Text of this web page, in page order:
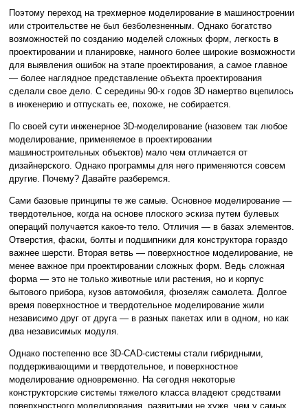
Поэтому переход на трехмерное моделирование в машиностроении
или строительстве не был безболезненным. Однако богатство
возможностей по созданию моделей сложных форм, легкость в
проектировании и планировке, намного более широкие возможности
для выявления ошибок на этапе проектирования, а самое главное
— более наглядное представление объекта проектирования
сделали свое дело. С середины 90-х годов 3D намертво вцепилось
в инженерию и отпускать ее, похоже, не собирается.
По своей сути инженерное 3D-моделирование (назовем так любое
моделирование, применяемое в проектировании
машиностроительных объектов) мало чем отличается от
дизайнерского. Однако программы для него применяются совсем
другие. Почему? Давайте разберемся.
Сами базовые принципы те же самые. Основное моделирование —
твердотельное, когда на основе плоского эскиза путем булевых
операций получается какое-то тело. Отличия — в базах элементов.
Отверстия, фаски, болты и подшипники для конструктора гораздо
важнее шерсти. Вторая ветвь — поверхностное моделирование, не
менее важное при проектировании сложных форм. Ведь сложная
форма — это не только животные или растения, но и корпус
бытового прибора, кузов автомобиля, фюзеляж самолета. Долгое
время поверхностное и твердотельное моделирование жили
независимо друг от друга — в разных пакетах или в одном, но как
два независимых модуля.
Однако постепенно все 3D-CAD-системы стали гибридными,
поддерживающими и твердотельное, и поверхностное
моделирование одновременно. На сегодня некоторые
конструкторские системы тяжелого класса владеют средствами
поверхностного моделирования, развитыми не хуже, чем у самых